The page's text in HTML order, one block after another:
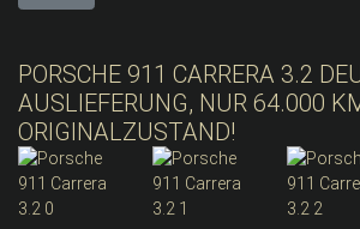
PORSCHE 911 CARRERA 3.2
AUSLIEFERUNG, NUR 64.000
ORIGINALZUSTAND!